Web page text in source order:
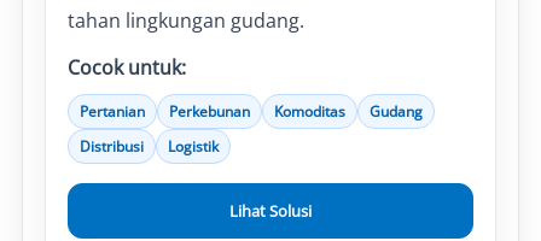
tahan lingkungan gudang.
Cocok untuk:
Pertanian Perkebunan Komoditas
Gudang
Distribusi
Logistik
Lihat Solusi